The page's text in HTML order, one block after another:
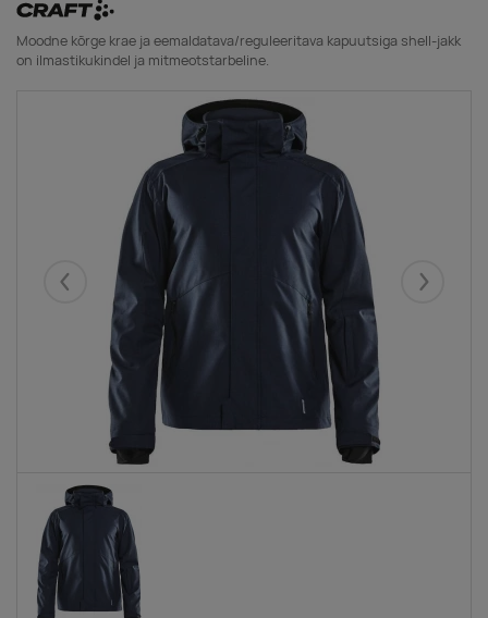
Moodne kõrge krae ja eemaldatava/reguleeritava kapuutsiga shell-jakk
on ilmastikukindel ja mitmeotstarbeline.
Eelmised